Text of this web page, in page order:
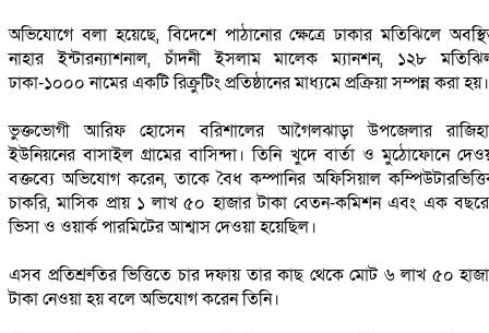
‎অভিযোগে বলা হয়েছে, বিদেশে পাঠানোর ক্ষেত্রে ঢাকার মতিঝিলে
নাহার ইন্টারন্যাশনাল, চাঁদনী ইসলাম মালেক ম্যানশন, ১২৮
ঢাকা-১০০০ নামের একটি রিক্রুটিং প্রতিষ্ঠানের মাধ্যমে প্রক্রিয়া সম্পন্ন করা হয়।
‎ভুক্তভোগী আরিফ হোসেন বরিশালের আগৈলঝাড়া উপজেলার
ইউনিয়নের বাসাইল গ্রামের বাসিন্দা। তিনি খুদে বার্তা ও মুঠোফোনে
বক্তব্যে অভিযোগ করেন, তাকে বৈধ কম্পানির অফিসিয়াল
চাকরি, মাসিক প্রায় ১ লাখ ৫০ হাজার টাকা বেতন-কমিশন এবং এক
ভিসা ও ওয়ার্ক পারমিটের আশ্বাস দেওয়া হয়েছিল।
‎এসব প্রতিশ্রুতির ভিত্তিতে চার দফায় তার কাছ থেকে মোট ৬ লাখ ৫০
টাকা নেওয়া হয় বলে অভিযোগ করেন তিনি।